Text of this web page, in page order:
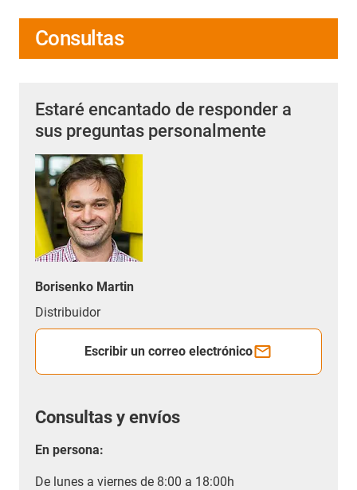
Consultas
Estaré encantado de responder a
sus preguntas personalmente
Borisenko Martin
Distribuidor
Escribir un correo electrónico
Consultas y envíos
En persona:
De lunes a viernes de 8:00 a 18:00h